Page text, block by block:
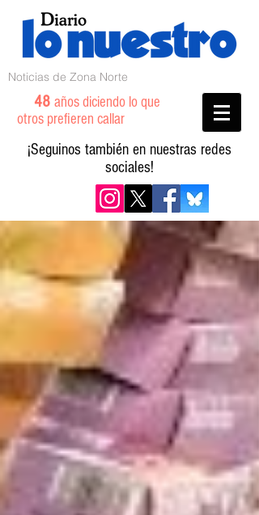
Noticias de Zona Norte
48 años diciendo lo que
otros prefieren callar
¡Seguinos también en nuestras redes
sociales!